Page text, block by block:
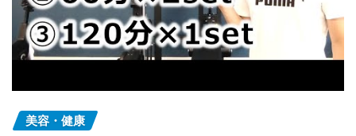
美容・健康